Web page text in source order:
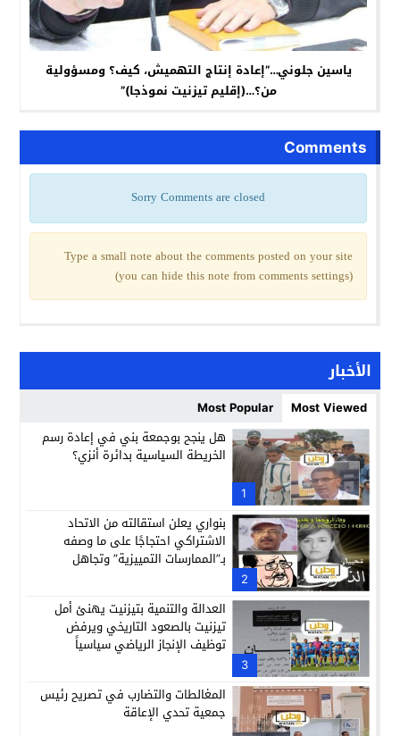
ياسين جلوني…”إعادة إنتاج التهميش، كيف؟ ومسؤولية
من؟…(إقليم تيزنيت نموذجا)”
Comments
Sorry Comments are closed
Type a small note about the comments posted on your site
(you can hide this note from comments settings)
الأخبار
Most Viewed
Most Popular
1
هل ينجح بوجمعة بني في إعادة رسم
الخريطة السياسية بدائرة أنزي؟
2
بنواري يعلن استقالته من الاتحاد
الاشتراكي احتجاجًا على ما وصفه
بـ”الممارسات التمييزية” وتجاهل
3
العدالة والتنمية بتيزنيت يهنئ أمل
تيزنيت بالصعود التاريخي ويرفض
توظيف الإنجاز الرياضي سياسياً
المغالطات والتضارب في تصريح رئيس
جمعية تحدي الإعاقة